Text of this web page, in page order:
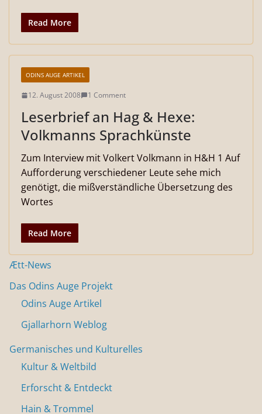
Read More
ODINS AUGE ARTIKEL
12. August 2008 1 Comment
Leserbrief an Hag & Hexe:
Volkmanns Sprachkünste
Zum Interview mit Volkert Volkmann in H&H 1 Auf
Aufforderung verschiedener Leute sehe mich
genötigt, die mißverständliche Übersetzung des
Wortes
Read More
Ætt-News
Das Odins Auge Projekt
Odins Auge Artikel
Gjallarhorn Weblog
Germanisches und Kulturelles
Kultur & Weltbild
Erforscht & Entdeckt
Hain & Trommel